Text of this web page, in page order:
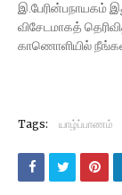
இ.பேரின்பநாயகம்
விசேடமாகத்
காணொளியில்
Tags: யாழ்ப்பாணம்